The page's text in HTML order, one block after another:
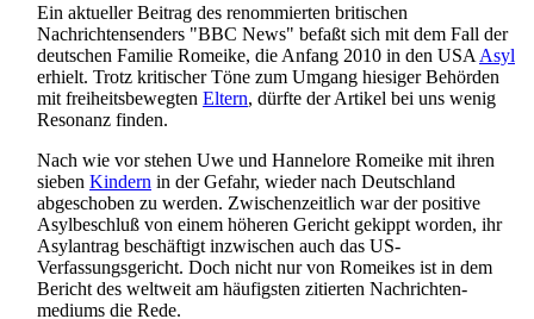
Ein aktueller Beitrag des renommierten britischen
Nachrichtensenders "BBC News" befaßt sich mit dem Fall der
deutschen Familie Romeike, die Anfang 2010 in den USA Asyl
erhielt. Trotz kritischer Töne zum Umgang hiesiger Behörden
mit freiheits­bewegten Eltern, dürfte der Artikel bei uns wenig
Resonanz finden.
Nach wie vor stehen Uwe und Hannelore Romeike mit ihren
sieben Kindern in der Gefahr, wieder nach Deutschland
abgeschoben zu werden. Zwischenzeitlich war der positive
Asylbeschluß von einem höheren Gericht gekippt worden, ihr
Asylantrag beschäftigt inzwischen auch das US-
Verfassungsgericht. Doch nicht nur von Romeikes ist in dem
Bericht des weltweit am häufigsten zitierten Nachrichten­
mediums die Rede.